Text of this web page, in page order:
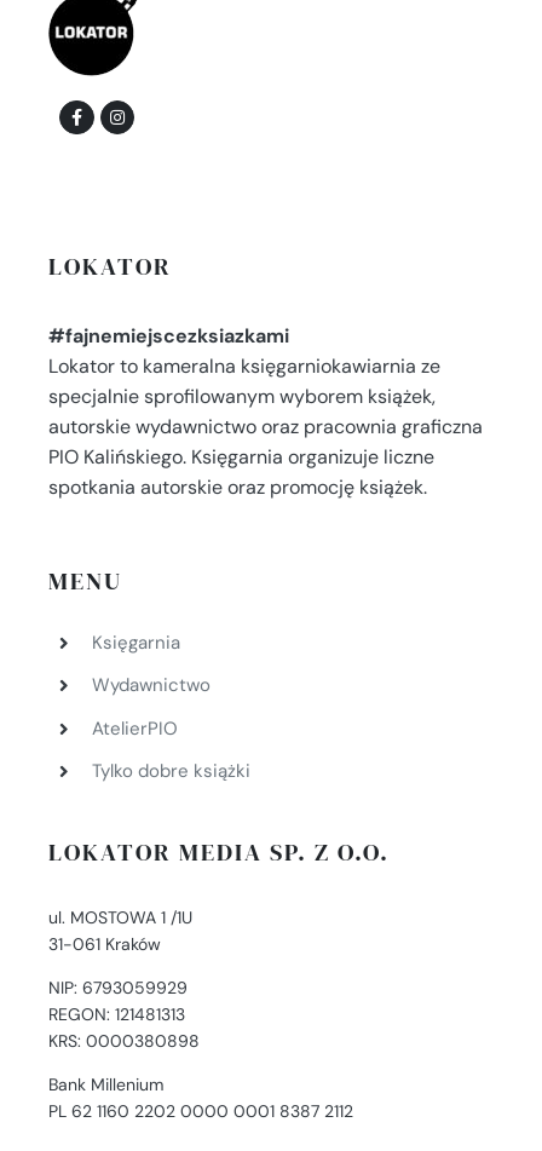
LOKATOR
#fajnemiejscezksiazkami
Lokator to kameralna księgarniokawiarnia ze
specjalnie sprofilowanym wyborem książek,
autorskie wydawnictwo oraz pracownia graficzna
PIO Kalińskiego. Księgarnia organizuje liczne
spotkania autorskie oraz promocję książek.
MENU
Księgarnia
Wydawnictwo
AtelierPIO
Tylko dobre książki
LOKATOR MEDIA SP. Z O.O.
ul. MOSTOWA 1 /1U
31-061 Kraków
NIP: 6793059929
REGON: 121481313
KRS: 0000380898
Bank Millenium
PL 62 1160 2202 0000 0001 8387 2112